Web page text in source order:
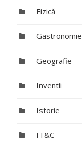
Fizică
Gastronomie
Geografie
Inventii
Istorie
IT&C